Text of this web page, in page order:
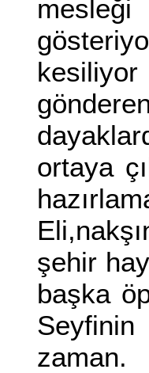
mesleği
kesiliyor
ortaya
şehir
başka
zaman.